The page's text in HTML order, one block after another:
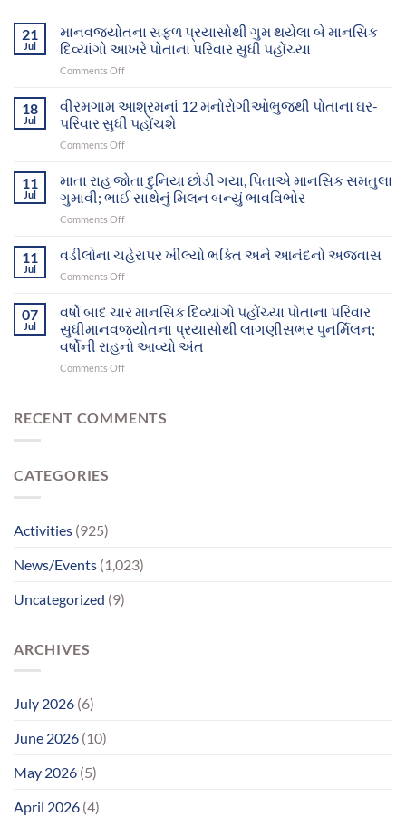
21
Jul
માનવજ્યોતના સફળ પ્રયાસોથી ગુમ થયેલા બે માનસિક
દિવ્યાંગો આખરે પોતાના પરિવાર સુધી પહોંચ્યા
Comments Offon
સફળ
પ્રયાસોથી
ગુમ
થયેલા
માનસિક
દિવ્યાંગો
સુધી
18
Jul
વીરમગામ આશ્રમનાં 12 મનોરોગીઓભુજથી પોતાના ઘર-
પરિવાર સુધી પહોંચશે
Comments Offon
આશ્રમનાં
12
મનોરોગીઓભુજથી
પોતાના
પરિવાર
11
Jul
માતા રાહ જોતા દુનિયા છોડી ગયા, પિતાએ માનસિક સમતુલા
ગુમાવી; ભાઈ સાથેનું મિલન બન્યું ભાવવિભોર
Comments Offon
રાહ
જોતા
ગયા,
પિતાએ
માનસિક
મિલન
11
Jul
વડીલોના ચહેરાપર ખીલ્યો ભક્તિ અને આનંદનો અજવાસ
Comments Offon
ચહેરાપર
ખીલ્યો
ભક્તિ
અને
આનંદનો
07
Jul
વર્ષો બાદ ચાર માનસિક દિવ્યાંગો પહોંચ્યા પોતાના પરિવાર
સુધીમાનવજ્યોતના પ્રયાસોથી લાગણીસભર પુનર્મિલન;
વર્ષોની રાહનો આવ્યો અંત
Comments Offon
ચાર
વર્ષોની
RECENT COMMENTS
CATEGORIES
Activities (925)
News/Events (1,023)
Uncategorized (9)
ARCHIVES
July 2026 (6)
June 2026 (10)
May 2026 (5)
April 2026 (4)